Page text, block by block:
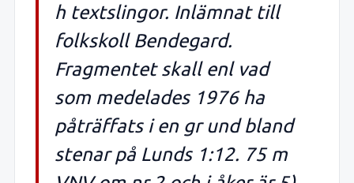
h textslingor. Inlämnat till
folkskoll Bendegard.
Fragmentet skall enl vad
som medelades 1976 ha
påträffats i en gr und bland
stenar på Lunds 1:12. 75 m